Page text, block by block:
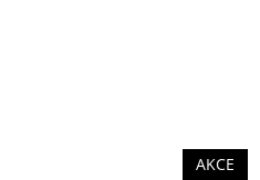
AKCE